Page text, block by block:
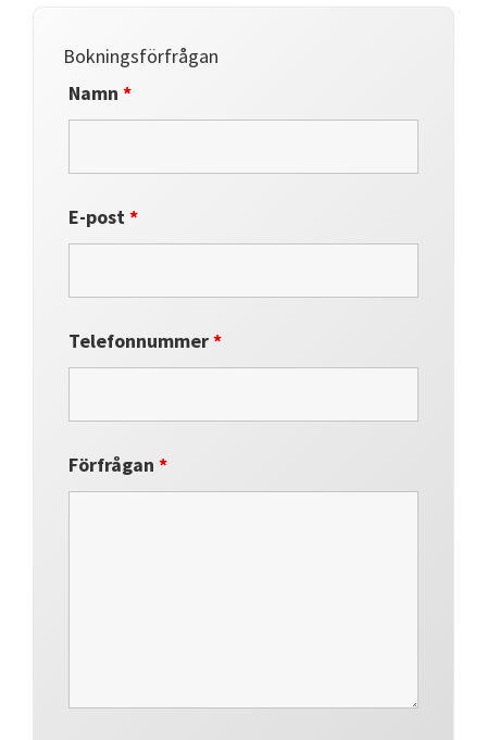
Bokningsförfrågan
Namn*
E-post*
Telefonnummer*
Förfrågan*